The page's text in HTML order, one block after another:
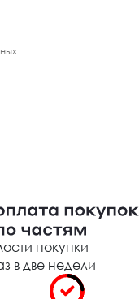
покупки
в две недели